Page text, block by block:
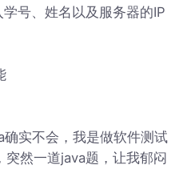
学号、姓名以及服务器的IP
实不会，我是做软件测试
然一道java题，让我郁闷